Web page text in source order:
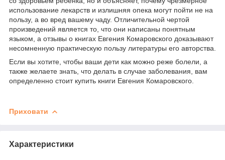
использование лекарств и излишняя опека могут пойти не на
пользу, а во вред вашему чаду. Отличительной чертой
произведений является то, что они написаны понятным
языком, а отзывы о книгах Евгения Комаровского доказывают
несомненную практическую пользу литературы его авторства.
Если вы хотите, чтобы ваши дети как можно реже болели, а
также желаете знать, что делать в случае заболевания, вам
определенно стоит купить книги Евгения Комаровского.
Приховати
Характеристики